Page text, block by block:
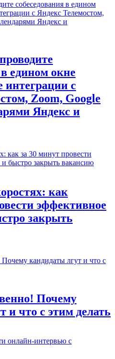
едином окне
с
Zoom, Google
Яндекс и
как
эффективное
закрыть
Почему
и что с этим делать